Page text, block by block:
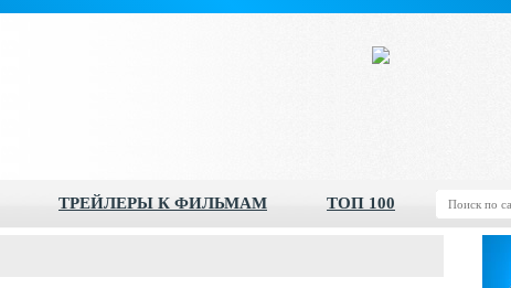
ТРЕЙЛЕРЫ К ФИЛЬМАМ ТОП 100